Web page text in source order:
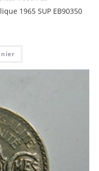
1965 SUP EB90350